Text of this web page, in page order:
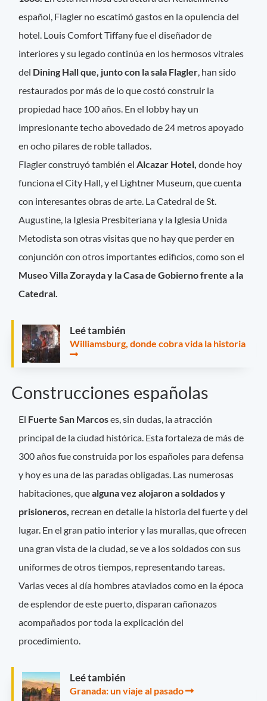
español, Flagler no escatimó gastos en la opulencia del
hotel. Louis Comfort Tiffany fue el diseñador de
interiores y su legado continúa en los hermosos vitrales
del Dining Hall que, junto con la sala Flagler , han sido
restaurados por más de lo que costó construir la
propiedad hace 100 años. En el lobby hay un
impresionante techo abovedado de 24 metros apoyado
en ocho pilares de roble tallados.
Flagler construyó también el Alcazar Hotel, donde hoy
funciona el City Hall, y el Lightner Museum, que cuenta
con interesantes obras de arte. La Catedral de St.
Augustine, la Iglesia Presbiteriana y la Iglesia Unida
Metodista son otras visitas que no hay que perder en
conjunción con otros importantes edificios, como son el
Museo Villa Zorayda y la Casa de Gobierno frente a la
Catedral.
Leé también
Williamsburg, donde cobra vida la historia
Construcciones españolas
El Fuerte San Marcoses, sin dudas, la atracción
principal de la ciudad histórica. Esta fortaleza de más de
300 años fue construida por los españoles para defensa
y hoy es una de las paradas obligadas. Las numerosas
habitaciones, quealguna vez alojaron a soldados y
prisioneros, recrean en detalle la historia del fuerte y del
lugar. En el gran patio interior y las murallas, que ofrecen
una gran vista de la ciudad, se ve a los soldados con sus
uniformes de otros tiempos, representando tareas.
Varias veces al día hombres ataviados como en la época
de esplendor de este puerto, disparan cañonazos
acompañados por toda la explicación del
procedimiento.
Leé también
Granada: un viaje al pasado